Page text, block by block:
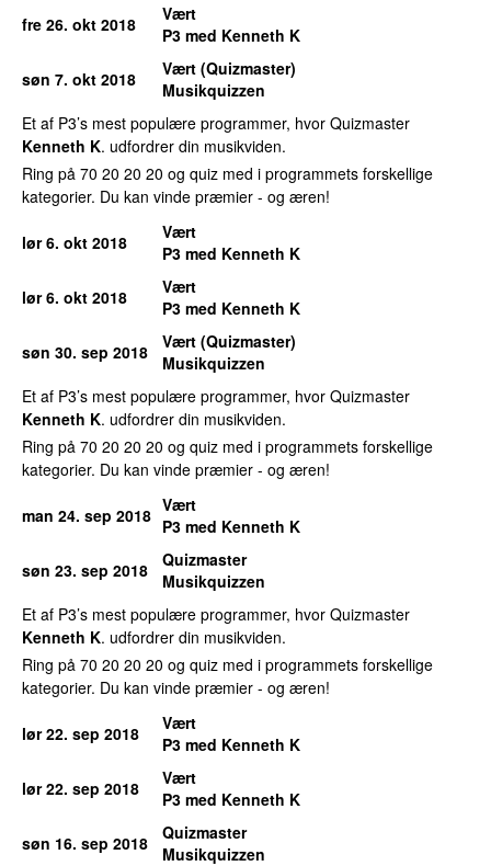
fre 26. okt 2018
Vært
P3 med Kenneth K
søn 7. okt 2018
Vært (Quizmaster)
Musikquizzen
Et af P3’s mest populære programmer, hvor Quizmaster
Kenneth K. udfordrer din musikviden.
Ring på 70 20 20 20 og quiz med i programmets forskellige
kategorier. Du kan vinde præmier - og æren!
lør 6. okt 2018
Vært
P3 med Kenneth K
lør 6. okt 2018
Vært
P3 med Kenneth K
søn 30. sep 2018
Vært (Quizmaster)
Musikquizzen
Et af P3’s mest populære programmer, hvor Quizmaster
Kenneth K. udfordrer din musikviden.
Ring på 70 20 20 20 og quiz med i programmets forskellige
kategorier. Du kan vinde præmier - og æren!
man 24. sep 2018 Vært
P3 med Kenneth K
søn 23. sep 2018
Quizmaster
Musikquizzen
Et af P3’s mest populære programmer, hvor Quizmaster
Kenneth K. udfordrer din musikviden.
Ring på 70 20 20 20 og quiz med i programmets forskellige
kategorier. Du kan vinde præmier - og æren!
lør 22. sep 2018
Vært
P3 med Kenneth K
lør 22. sep 2018
Vært
P3 med Kenneth K
søn 16. sep 2018
Quizmaster
Musikquizzen